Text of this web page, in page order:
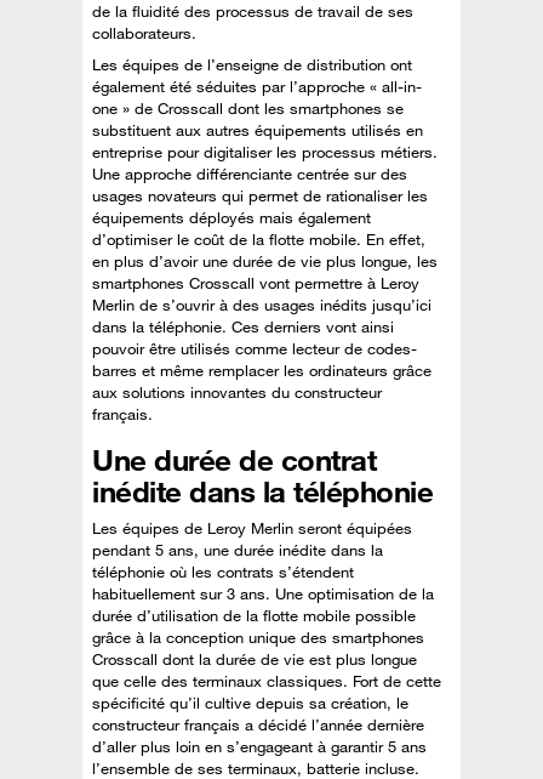
de la fluidité des processus de travail de ses
collaborateurs.
Les équipes de l’enseigne de distribution ont
également été séduites par l’approche « all-in-
one » de Crosscall dont les smartphones se
substituent aux autres équipements utilisés en
entreprise pour digitaliser les processus métiers.
Une approche différenciante centrée sur des
usages novateurs qui permet de rationaliser les
équipements déployés mais également
d’optimiser le coût de la flotte mobile. En effet,
en plus d’avoir une durée de vie plus longue, les
smartphones Crosscall vont permettre à Leroy
Merlin de s’ouvrir à des usages inédits jusqu’ici
dans la téléphonie. Ces derniers vont ainsi
pouvoir être utilisés comme lecteur de codes-
barres et même remplacer les ordinateurs grâce
aux solutions innovantes du constructeur
français.
Une durée de contrat
inédite dans la téléphonie
Les équipes de Leroy Merlin seront équipées
pendant 5 ans, une durée inédite dans la
téléphonie où les contrats s’étendent
habituellement sur 3 ans. Une optimisation de la
durée d’utilisation de la flotte mobile possible
grâce à la conception unique des smartphones
Crosscall dont la durée de vie est plus longue
que celle des terminaux classiques. Fort de cette
spécificité qu’il cultive depuis sa création, le
constructeur français a décidé l’année dernière
d’aller plus loin en s’engageant à garantir 5 ans
l’ensemble de ses terminaux, batterie incluse.